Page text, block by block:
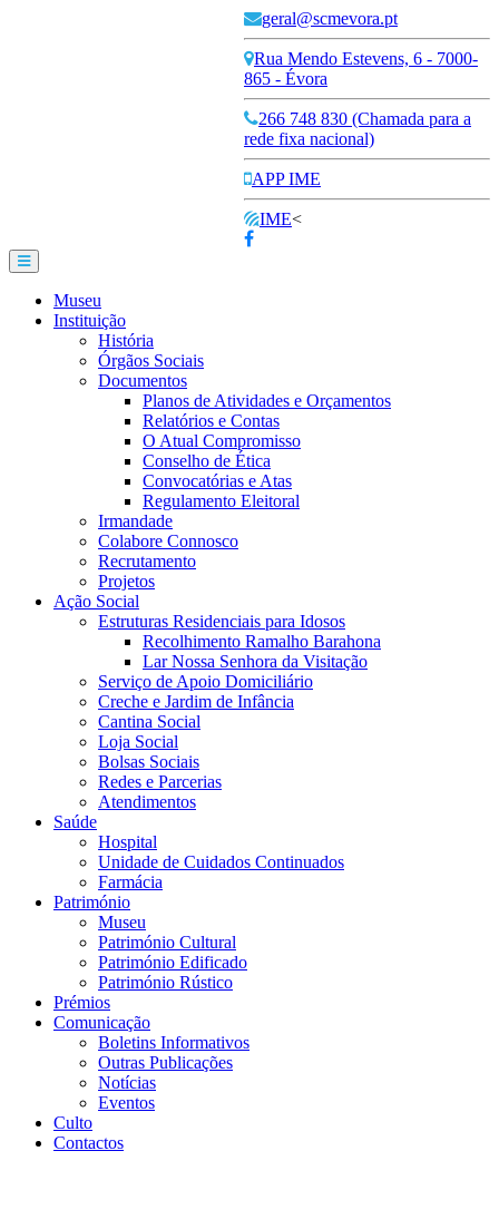
geral@scmevora.pt
Rua Mendo Estevens, 6 - 7000-
865 - Évora
266 748 830 (Chamada para a
rede fixa nacional)
APP IME
IME<
Museu
Instituição
História
Órgãos Sociais
Documentos
Planos de Atividades e Orçamentos
Relatórios e Contas
O Atual Compromisso
Conselho de Ética
Convocatórias e Atas
Regulamento Eleitoral
Irmandade
Colabore Connosco
Recrutamento
Projetos
Ação Social
Estruturas Residenciais para Idosos
Recolhimento Ramalho Barahona
Lar Nossa Senhora da Visitação
Serviço de Apoio Domiciliário
Creche e Jardim de Infância
Cantina Social
Loja Social
Bolsas Sociais
Redes e Parcerias
Atendimentos
Saúde
Hospital
Unidade de Cuidados Continuados
Farmácia
Património
Museu
Património Cultural
Património Edificado
Património Rústico
Prémios
Comunicação
Boletins Informativos
Outras Publicações
Notícias
Eventos
Culto
Contactos